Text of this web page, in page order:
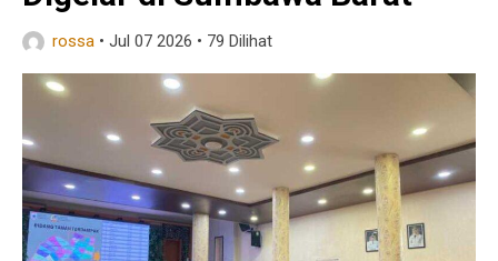
Demi Menjaga Kesehatan Prajurit Dan Persit,
Kodim 1629/SBD Gelar Posbindu
rossa • Jul 07 2026 • 79 Dilihat